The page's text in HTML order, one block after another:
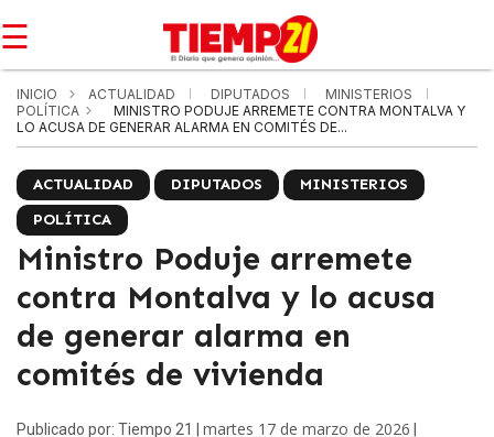
☰
INICIO ACTUALIDAD DIPUTADOS
MINISTERIOS
POLÍTICA
MINISTRO PODUJE ARREMETE CONTRA MONTALVA Y
LO ACUSA DE GENERAR ALARMA EN COMITÉS DE...
ACTUALIDAD DIPUTADOS
MINISTERIOS
POLÍTICA
Ministro Poduje arremete
contra Montalva y lo acusa
de generar alarma en
comités de vivienda
Publicado por: Tiempo 21 | martes 17 de marzo de 2026